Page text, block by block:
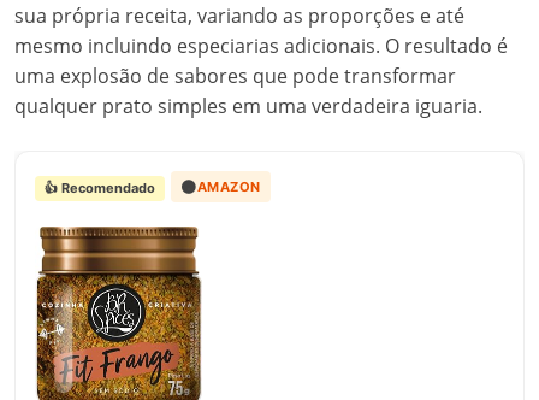
sua própria receita, variando as proporções e até
mesmo incluindo especiarias adicionais. O resultado é
uma explosão de sabores que pode transformar
qualquer prato simples em uma verdadeira iguaria.
👍 Recomendado 🟠AMAZON